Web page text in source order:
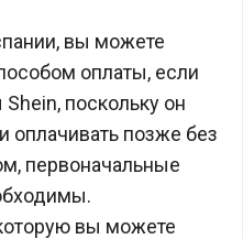
вы можете
оплаты, если
поскольку он
оплачивать позже без
первоначальные
вы можете